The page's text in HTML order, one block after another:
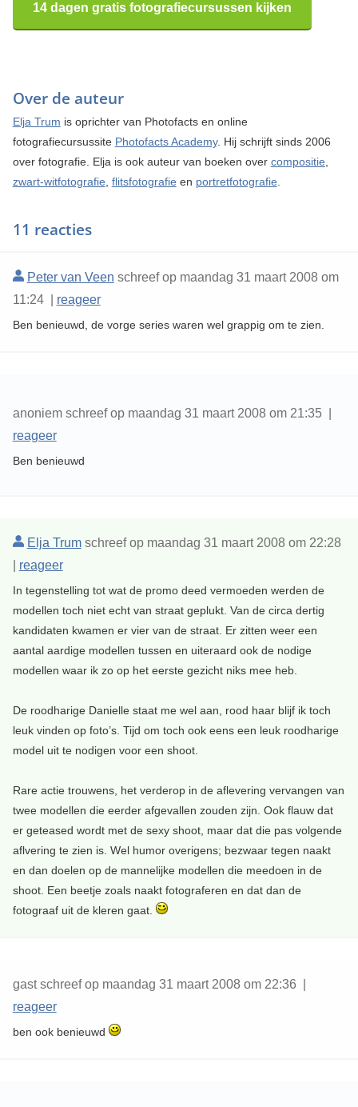
14 dagen gratis fotografiecursussen kijken
Over de auteur
Elja Trum is oprichter van Photofacts en online
fotografiecursussite Photofacts Academy. Hij schrijft sinds 2006
over fotografie. Elja is ook auteur van boeken over compositie,
zwart-witfotografie, flitsfotografie en portretfotografie.
11 reacties
Peter van Veen schreef op maandag 31 maart 2008 om
11:24 | reageer
Ben benieuwd, de vorge series waren wel grappig om te zien.
anoniem schreef op maandag 31 maart 2008 om 21:35 |
reageer
Ben benieuwd
Elja Trumschreef op maandag 31 maart 2008 om 22:28
reageer
In tegenstelling tot wat de promo deed vermoeden werden de
modellen toch niet echt van straat geplukt. Van de circa dertig
kandidaten kwamen er vier van de straat. Er zitten weer een
aantal aardige modellen tussen en uiteraard ook de nodige
modellen waar ik zo op het eerste gezicht niks mee heb.
De roodharige Danielle staat me wel aan, rood haar blijf ik toch
leuk vinden op foto’s. Tijd om toch ook eens een leuk roodharige
model uit te nodigen voor een shoot.
Rare actie trouwens, het verderop in de aflevering vervangen van
twee modellen die eerder afgevallen zouden zijn. Ook flauw dat
er geteased wordt met de sexy shoot, maar dat die pas volgende
aflvering te zien is. Wel humor overigens; bezwaar tegen naakt
en dan doelen op de mannelijke modellen die meedoen in de
shoot. Een beetje zoals naakt fotograferen en dat dan de
fotograaf uit de kleren gaat.
gast schreef op maandag 31 maart 2008 om 22:36 |
reageer
ben ook benieuwd